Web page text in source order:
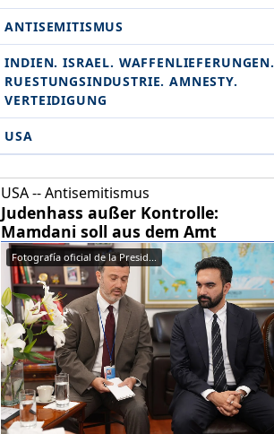
ANTISEMITISMUS
INDIEN. ISRAEL. WAFFENLIEFERUNGEN.
RU­ESTUNGSINDUSTRIE. AMNESTY.
VERTEIDIGUNG
USA
USA -- Antisemitismus
Judenhass außer Kontrolle:
Mamdani soll aus dem Amt
Fotografía oficial de la Presid...